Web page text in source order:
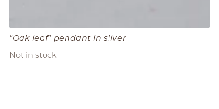
"Oak leaf" pendant in silver
Not in stock